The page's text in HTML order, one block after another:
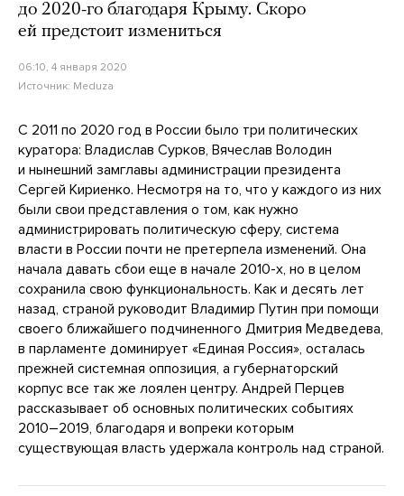
до 2020-го благодаря Крыму. Скоро
ей предстоит измениться
06:10, 4 января 2020
Источник: Meduza
С 2011 по 2020 год в России было три политических
куратора: Владислав Сурков, Вячеслав Володин
и нынешний замглавы администрации президента
Сергей Кириенко. Несмотря на то, что у каждого из них
были свои представления о том, как нужно
администрировать политическую сферу, система
власти в России почти не претерпела изменений. Она
начала давать сбои еще в начале 2010-х, но в целом
сохранила свою функциональность. Как и десять лет
назад, страной руководит Владимир Путин при помощи
своего ближайшего подчиненного Дмитрия Медведева,
в парламенте доминирует «Единая Россия», осталась
прежней системная оппозиция, а губернаторский
корпус все так же лоялен центру. Андрей Перцев
рассказывает об основных политических событиях
2010–2019, благодаря и вопреки которым
существующая власть удержала контроль над страной.